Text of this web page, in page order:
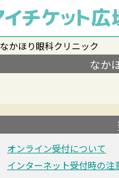
なかほり眼科クリニック
なか
オンライン受付について
インターネット受付時の注